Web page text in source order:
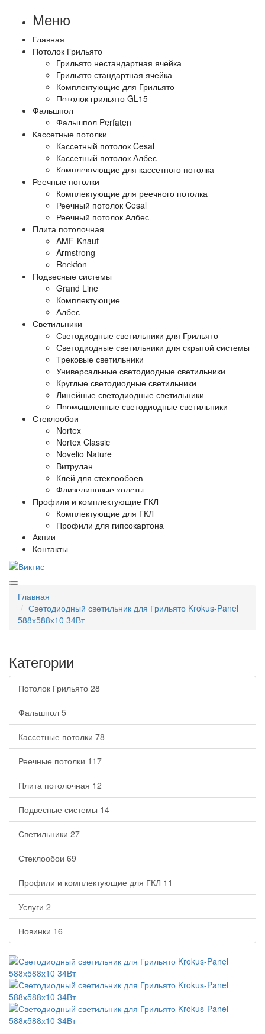
Меню
Главная
Потолок Грильято
Грильято нестандартная ячейка
Грильято стандартная ячейка
Комплектующие для Грильято
Потолок грильято GL15
Фальшпол
Фальшпол Perfaten
Кассетные потолки
Кассетный потолок Cesal
Кассетный потолок Албес
Комплектующие для кассетного потолка
Реечные потолки
Комплектующие для реечного потолка
Реечный потолок Cesal
Реечный потолок Албес
Плита потолочная
AMF-Knauf
Armstrong
Rockfon
Подвесные системы
Grand Line
Комплектующие
Албес
Светильники
Светодиодные светильники для Грильято
Светодиодные светильники для скрытой системы
Трековые светильники
Универсальные светодиодные светильники
Круглые светодиодные светильники
Линейные светодиодные светильники
Промышленные светодиодные светильники
Стеклообои
Nortex
Nortex Classic
Novelio Nature
Витрулан
Клей для стеклообоев
Флизелиновые холсты
Профили и комплектующие ГКЛ
Комплектующие для ГКЛ
Профили для гипсокартона
Акции
Контакты
Главная
Светодиодный светильник для Грильято Krokus-Panel
588х588х10 34Вт
Категории
Потолок Грильято 28
Фальшпол 5
Кассетные потолки 78
Реечные потолки 117
Плита потолочная 12
Подвесные системы 14
Светильники 27
Стеклообои 69
Профили и комплектующие для ГКЛ 11
Услуги 2
Новинки 16